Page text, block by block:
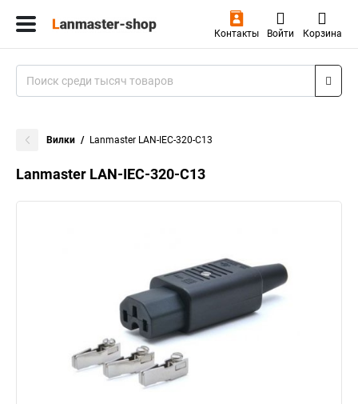
Контакты Войти Корзина
Вилки Lanmaster LAN-IEC-320-C13
Lanmaster LAN-IEC-320-C13